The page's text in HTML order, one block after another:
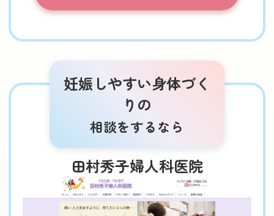
妊娠しやすい身体づく
りの
相談をするなら
田村秀子婦人科医院